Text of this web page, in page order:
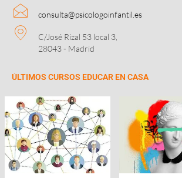
consulta@psicologoinfantil.es
C/José Rizal 53 local 3,
28043 - Madrid
ÚLTIMOS CURSOS EDUCAR EN CASA